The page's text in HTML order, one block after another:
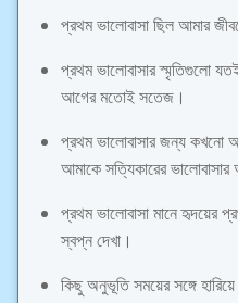
প্রথম ভালোবাসা ছিল আমার
প্রথম ভালোবাসার স্মৃতিগুলো
আগের মতোই সতেজ।
প্রথম ভালোবাসার জন্য
আমাকে সত্যিকারের ভালোবাসার
প্রথম ভালোবাসা মানে হৃদয়ের
স্বপ্ন দেখা।
কিছু অনুভূতি সময়ের সঙ্গে